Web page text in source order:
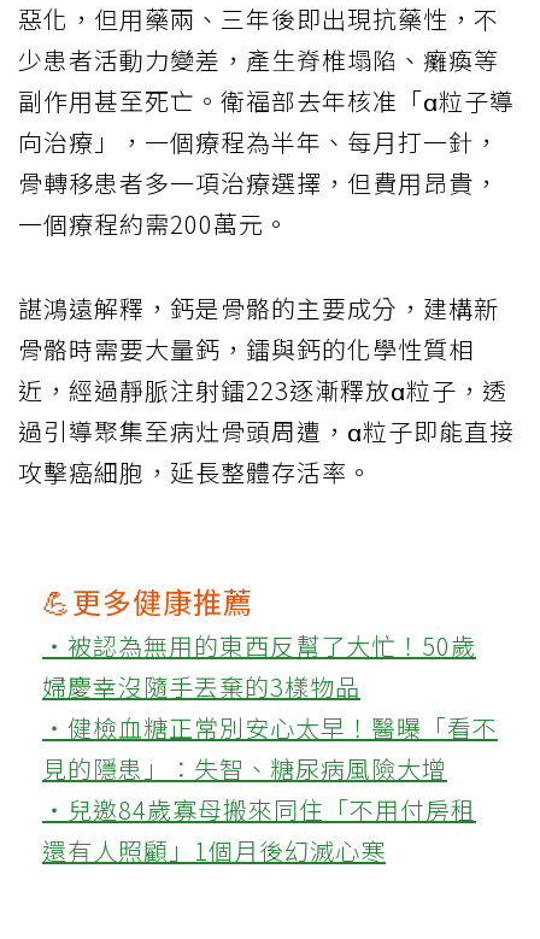
惡化，但用藥兩、三年後即出現抗藥性，不
少患者活動力變差，產生脊椎塌陷、癱瘓等
副作用甚至死亡。衛福部去年核准「α粒子導
向治療」，一個療程為半年、每月打一針，
骨轉移患者多一項治療選擇，但費用昂貴，
一個療程約需200萬元。
諶鴻遠解釋，鈣是骨骼的主要成分，建構新
骨骼時需要大量鈣，鐳與鈣的化學性質相
近，經過靜脈注射鐳223逐漸釋放α粒子，透
過引導聚集至病灶骨頭周遭，α粒子即能直接
攻擊癌細胞，延長整體存活率。
💪更多健康推薦
‧被認為無用的東西反幫了大忙！50歲
婦慶幸沒隨手丟棄的3樣物品
‧健檢血糖正常別安心太早！醫曝「看不
見的隱患」：失智、糖尿病風險大增
‧兒邀84歲寡母搬來同住「不用付房租
還有人照顧」1個月後幻滅心寒